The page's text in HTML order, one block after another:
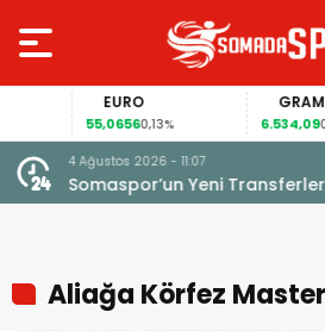
EURO
55,06560,13%
GRAM
6.534,09
4 Ağustos 2026 - 11:07
Somaspor’un Yeni
Aliağa Körfez Master